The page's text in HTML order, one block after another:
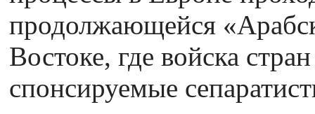
продолжающейся
Востоке, где войска
спонсируемые